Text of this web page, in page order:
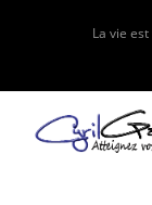
La vie